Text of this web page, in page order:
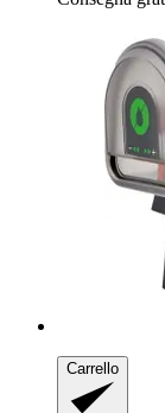
Carrello